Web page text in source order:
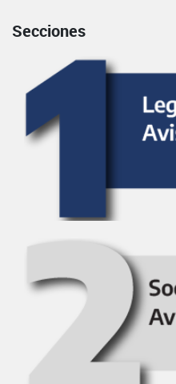
Secciones